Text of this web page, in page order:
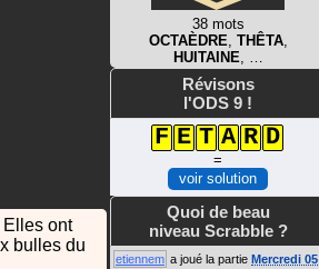
ont
bulles du
38 mots
OCTAÈDRE, THÊTA,
HUITAINE, …
Révisons
l'ODS 9 !
F E T A R D
=
voir solution
Quoi de beau
niveau Scrabble ?
etiennem a joué la partie Mercredi 05